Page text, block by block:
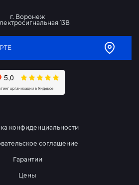
г. Воронеж
13В
конфиденциальности
соглашение
Гарантии
Цены